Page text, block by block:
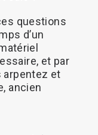
questions
d’un
et par
arpentez et
ancien